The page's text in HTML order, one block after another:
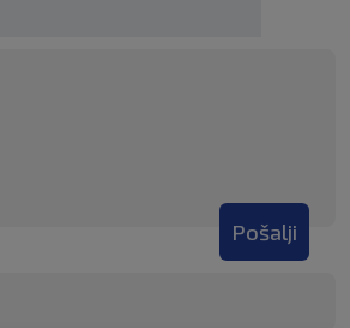
Pošalji